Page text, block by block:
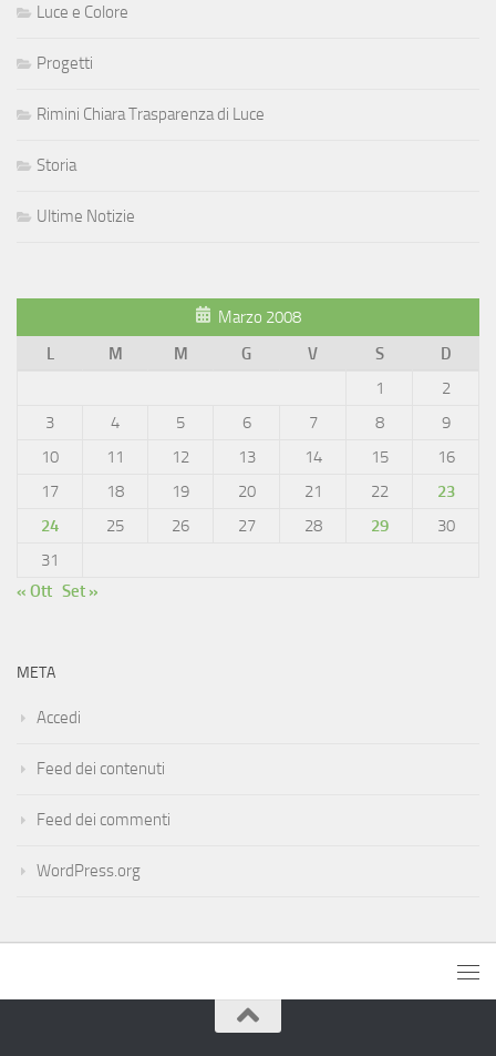
Luce e Colore
Progetti
Rimini Chiara Trasparenza di Luce
Storia
Ultime Notizie
Marzo 2008
L
M M G V S
D
1
2
3
4 5 6 7 8
9
10
11 12 13 14 15
16
17
18 19 20 21 22
23
24
25 26 27 28 29
30
31
« Ott Set »
META
Accedi
Feed dei contenuti
Feed dei commenti
WordPress.org